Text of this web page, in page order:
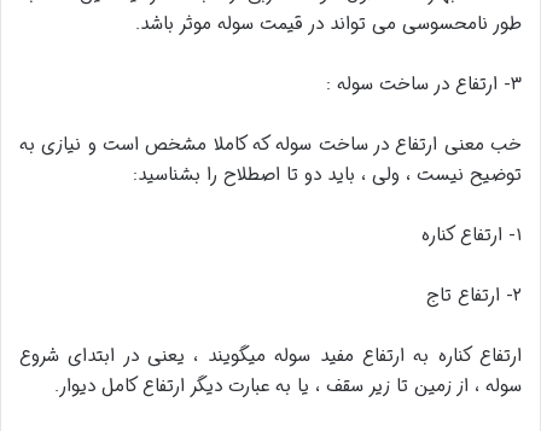
طور نامحسوسی می تواند در قیمت سوله موثر باشد.
۳- ارتفاع در ساخت سوله :
خب معنی ارتفاع در ساخت سوله که کاملا مشخص است و نیازی به
توضیح نیست ، ولی ، باید دو تا اصطلاح را بشناسید:
۱- ارتفاع کناره
۲- ارتفاع تاج
ارتفاع کناره به ارتفاع مفید سوله میگویند ، یعنی در ابتدای شروع
سوله ، از زمین تا زیر سقف ، یا به عبارت دیگر ارتفاع کامل دیوار.